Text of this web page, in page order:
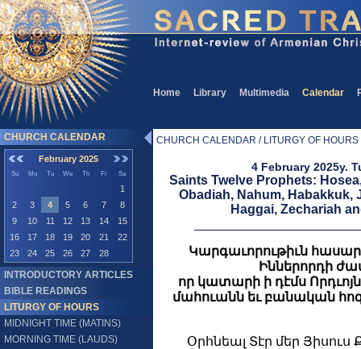
Home Library Multimedia Calendar
CHURCH CALENDAR
February 2025
Su Mo Tu We Th Fr Sa
1
2
3 4 5 6 7
8
9
10 11 12 13 14
15
16
17 18 19 20 21
22
23
24 25 26 27 28
INTRODUCTORY ARTICLES
BIBLE READINGS
LITURGY OF HOURS
MIDNIGHT TIME (MATINS)
MORNING TIME (LAUDS)
CHURCH CALENDAR / LITURGY OF
4 February 2025y.
Saints Twelve Prophets:
Obadiah, Nahum, Habakkuk,
Haggai, Zechariah
Կարգաւորութիւն
Իններորդի
որ կատարի ի դէմս Որդւոյն
մահուանն եւ բանական
Օրհնեալ Տէր մեր Յիսուս